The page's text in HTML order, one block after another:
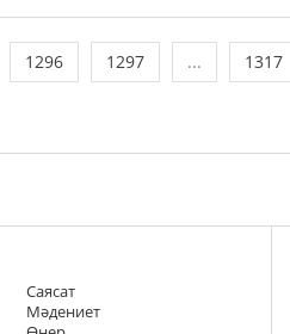
1296 1297 ...
1317
Саясат
Мәдениет